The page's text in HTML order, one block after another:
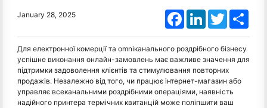
January 28, 2025 FacebookLinkedInTwitter
Для електронної комерції та omniканального роздрібного бізнесу
успішне виконання онлайн-замовлень має важливе значення для
підтримки задоволення клієнтів та стимулювання повторних
продажів. Незалежно від того, чи працює інтернет-магазин або
управляє всеканальними роздрібними операціями, наявність
надійного принтера термічних квитанцій може поліпшити ваш